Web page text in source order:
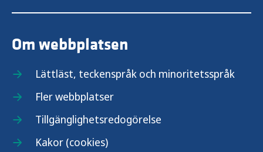
Om webbplatsen
Lättläst, teckenspråk och minoritetsspråk
Fler webbplatser
Tillgänglighetsredogörelse
Kakor (cookies)